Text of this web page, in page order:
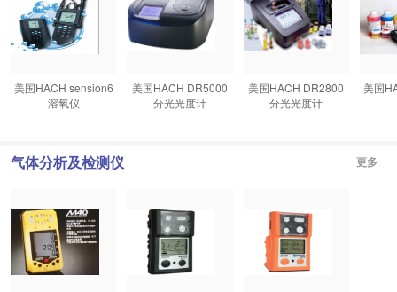
美国HACH sension6
溶氧仪
美国HACH DR5000
分光光度计
美国HACH DR2800
分光光度计
美国
气体分析及检测仪 更多